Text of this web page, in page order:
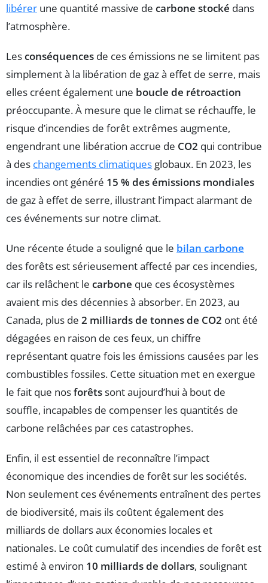
libérer une quantité massive de carbone stocké dans
l’atmosphère.
Lesconséquences de ces émissions ne se limitent pas
simplement à la libération de gaz à effet de serre, mais
elles créent également une boucle de rétroaction
préoccupante. À mesure que le climat se réchauffe, le
risque d’incendies de forêt extrêmes augmente,
engendrant une libération accrue de CO2 qui contribue
à des changements climatiques globaux. En 2023, les
incendies ont généré 15 % des émissions mondiales
de gaz à effet de serre, illustrant l’impact alarmant de
ces événements sur notre climat.
Une récente étude a souligné que le bilan carbone
des forêts est sérieusement affecté par ces incendies,
car ils relâchent le carbone que ces écosystèmes
avaient mis des décennies à absorber. En 2023, au
Canada, plus de 2 milliards de tonnes de CO2 ont été
dégagées en raison de ces feux, un chiffre
représentant quatre fois les émissions causées par les
combustibles fossiles. Cette situation met en exergue
le fait que nosforêtssont aujourd’hui à bout de
souffle, incapables de compenser les quantités de
carbone relâchées par ces catastrophes.
Enfin, il est essentiel de reconnaître l’impact
économique des incendies de forêt sur les sociétés.
Non seulement ces événements entraînent des pertes
de biodiversité, mais ils coûtent également des
milliards de dollars aux économies locales et
nationales. Le coût cumulatif des incendies de forêt est
estimé à environ 10 milliards de dollars, soulignant